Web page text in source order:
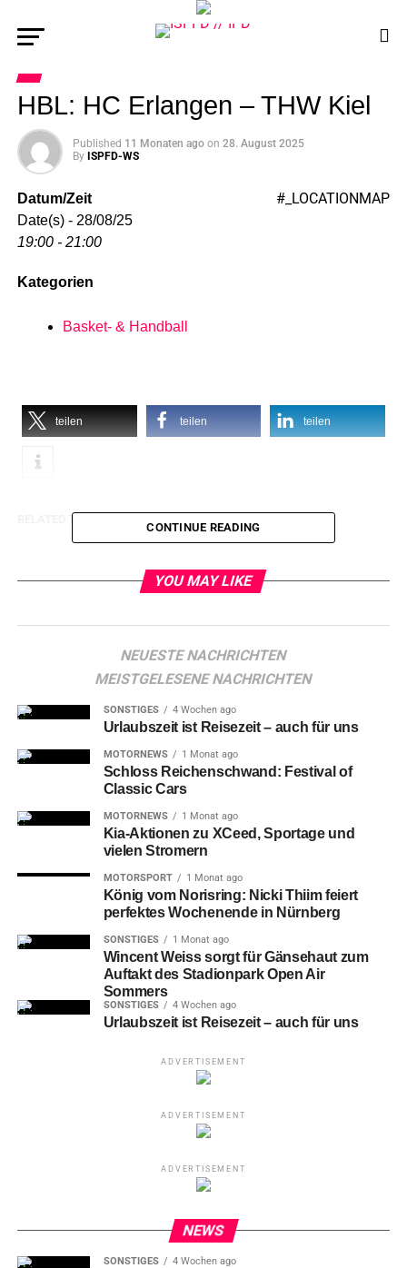
HBL: HC Erlangen – THW Kiel
Published 11 Monaten ago on 28. August 2025
By ISPFD-WS
#_LOCATIONMAP
Datum/Zeit
Date(s) - 28/08/25
19:00 - 21:00
Kategorien
Basket- & Handball
teilen teilen teilen
RELATED TOPICS:
CONTINUE READING
YOU MAY LIKE
NEUESTE NACHRICHTEN
MEISTGELESENE NACHRICHTEN
SONSTIGES 4 Wochen ago
Urlaubszeit ist Reisezeit – auch für uns
MOTORNEWS 1 Monat ago
Schloss Reichenschwand: Festival of
Classic Cars
MOTORNEWS 1 Monat ago
Kia-Aktionen zu XCeed, Sportage und
vielen Stromern
MOTORSPORT 1 Monat ago
König vom Norisring: Nicki Thiim feiert
perfektes Wochenende in Nürnberg
SONSTIGES 1 Monat ago
Wincent Weiss sorgt für Gänsehaut zum
Auftakt des Stadionpark Open Air
Sommers
SONSTIGES 4 Wochen ago
Urlaubszeit ist Reisezeit – auch für uns
ADVERTISEMENT
ADVERTISEMENT
ADVERTISEMENT
NEWS
SONSTIGES 4 Wochen ago